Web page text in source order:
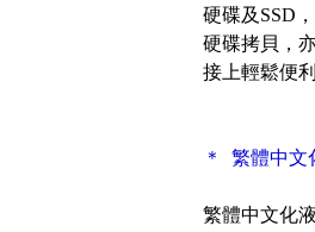
硬碟及SSD
硬碟拷貝，
接上輕鬆便利
＊ 繁體中文
繁體中文化